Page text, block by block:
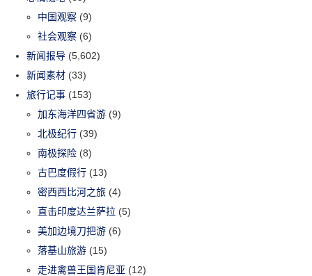
中国观察 (9)
社会观察 (6)
新闻报导 (5,602)
新闻素材 (33)
旅行记事 (153)
加东海洋四省游 (9)
北极纪行 (39)
南极探险 (8)
古巴度假行 (13)
密西西比河之旅 (4)
直击印度达兰萨拉 (5)
美加边境刀把游 (6)
落基山旅游 (15)
走进禽兽王国肯尼亚 (12)